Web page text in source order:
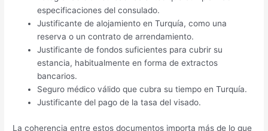
especificaciones del consulado.
Justificante de alojamiento en Turquía, como una
reserva o un contrato de arrendamiento.
Justificante de fondos suficientes para cubrir su
estancia, habitualmente en forma de extractos
bancarios.
Seguro médico válido que cubra su tiempo en Turquía.
Justificante del pago de la tasa del visado.
La coherencia entre estos documentos importa más de lo que